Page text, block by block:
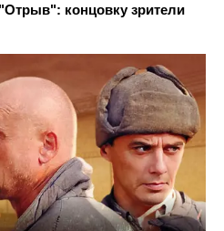
концовку зрители